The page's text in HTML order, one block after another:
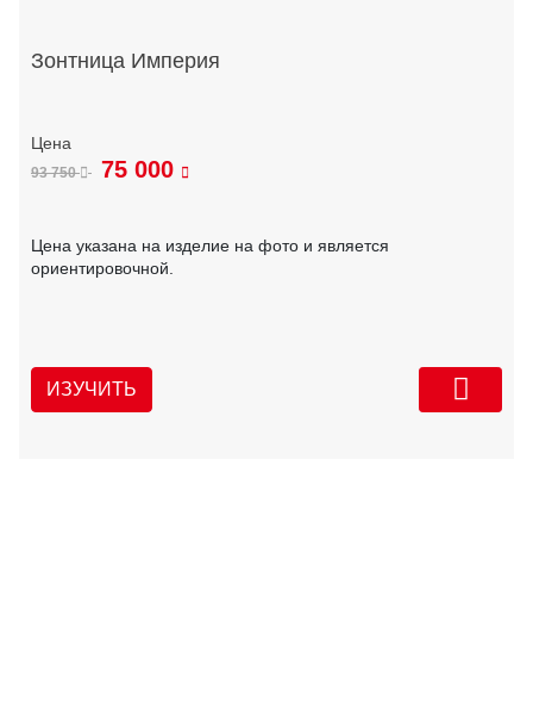
Зонтница Империя
93 750 75 000
Цена указана на изделие на фото и является
ориентировочной.
ИЗУЧИТЬ